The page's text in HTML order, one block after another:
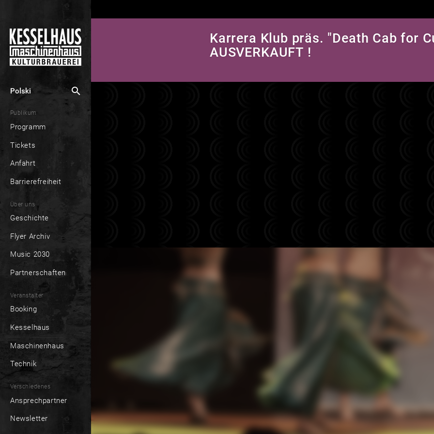
Polski search
Publikum
Programm
Tickets
Anfahrt
Barrierefreiheit
Über uns
Geschichte
Flyer Archiv
Music 2030
Partnerschaften
Veranstalter
Booking
Kesselhaus
Maschinenhaus
Technik
Verschiedenes
Ansprechpartner
Newsletter
Karrera Klub präs. "Death Cab for
AUSVERKAUFT !